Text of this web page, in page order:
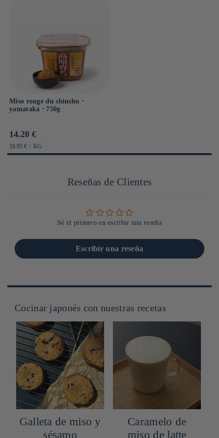
Miso rouge du shinshu ⋅
yamataka ⋅ 750g
Prix
habituel
14.20 €
PRIX
UNITAIRE
18.93 € / PAR
KG
Reseñas de Clientes
Sé el primero en escribir una reseña
Escribir una reseña
Cocinar japonés con nuestras recetas
Galleta de miso y
sésamo
Caramelo de
miso de latte